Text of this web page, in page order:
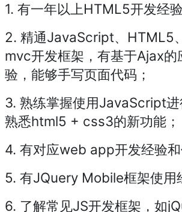
1. 有一年以上HTML5开发经验
2. 精通JavaScript、HTML5
mvc开发框架，有基于Ajax的
验，能够手写页面代码；
3. 熟练掌握使用JavaScript进
熟悉html5 + css3的新功能；
4. 有对应web app开发经验和
5. 有JQuery Mobile框架使用
6. 了解常见JS开发框架，如